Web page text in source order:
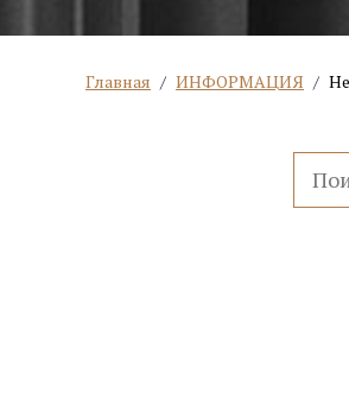
Главная / ИНФОРМАЦИЯ /